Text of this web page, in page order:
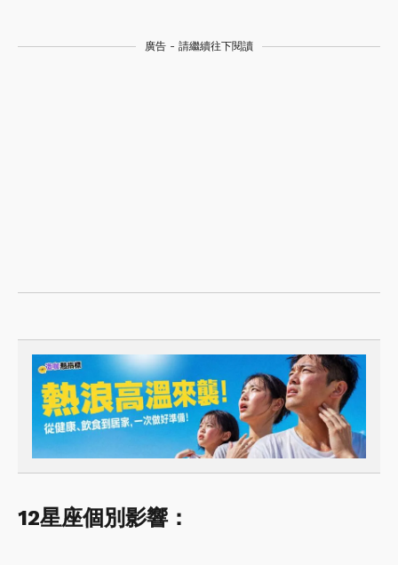
廣告 - 請繼續往下閱讀
12星座個別影響：